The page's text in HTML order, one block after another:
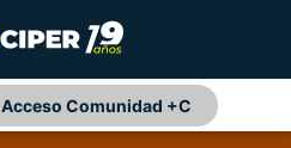
Acceso Comunidad +C